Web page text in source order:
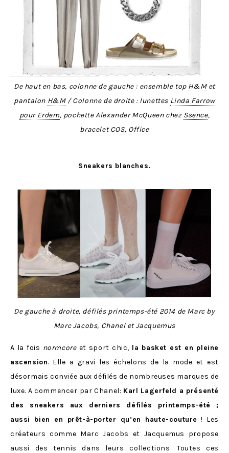
De haut en bas, colonne de gauche : ensemble top H&Met
pantalon H&M/ Colonne de droite : lunettes Linda Farrow
pour Erdem, pochette Alexander McQueen chez Ssence,
braceletCOS, Office
Sneakers blanches.
De gauche à droite, défilés printemps-été 2014 de Marc by
Marc Jacobs, Chanel et Jacquemus
A la fois normcoreet sport chic, la basket est en pleine
ascension. Elle a gravi les échelons de la mode et est
désormais conviée aux défilés de nombreuses marques de
luxe. A commencer par Chanel: Karl Lagerfeld a présenté
des sneakers aux derniers défilés printemps-été ;
aussi bien en prêt-à-porter qu’en haute-couture ! Les
créateurs comme Marc Jacobs et Jacquemus propose
aussi des tennis dans leurs collections. Toutes ces